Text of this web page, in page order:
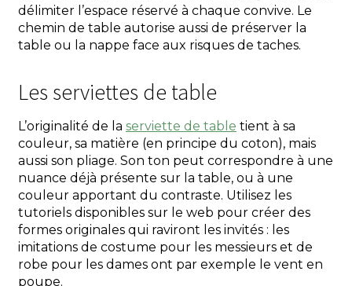
délimiter l’espace réservé à chaque convive. Le
chemin de table autorise aussi de préserver la
table ou la nappe face aux risques de taches.
Les serviettes de table
L’originalité de la serviette de table tient à sa
couleur, sa matière (en principe du coton), mais
aussi son pliage. Son ton peut correspondre à une
nuance déjà présente sur la table, ou à une
couleur apportant du contraste. Utilisez les
tutoriels disponibles sur le web pour créer des
formes originales qui raviront les invités : les
imitations de costume pour les messieurs et de
robe pour les dames ont par exemple le vent en
poupe.